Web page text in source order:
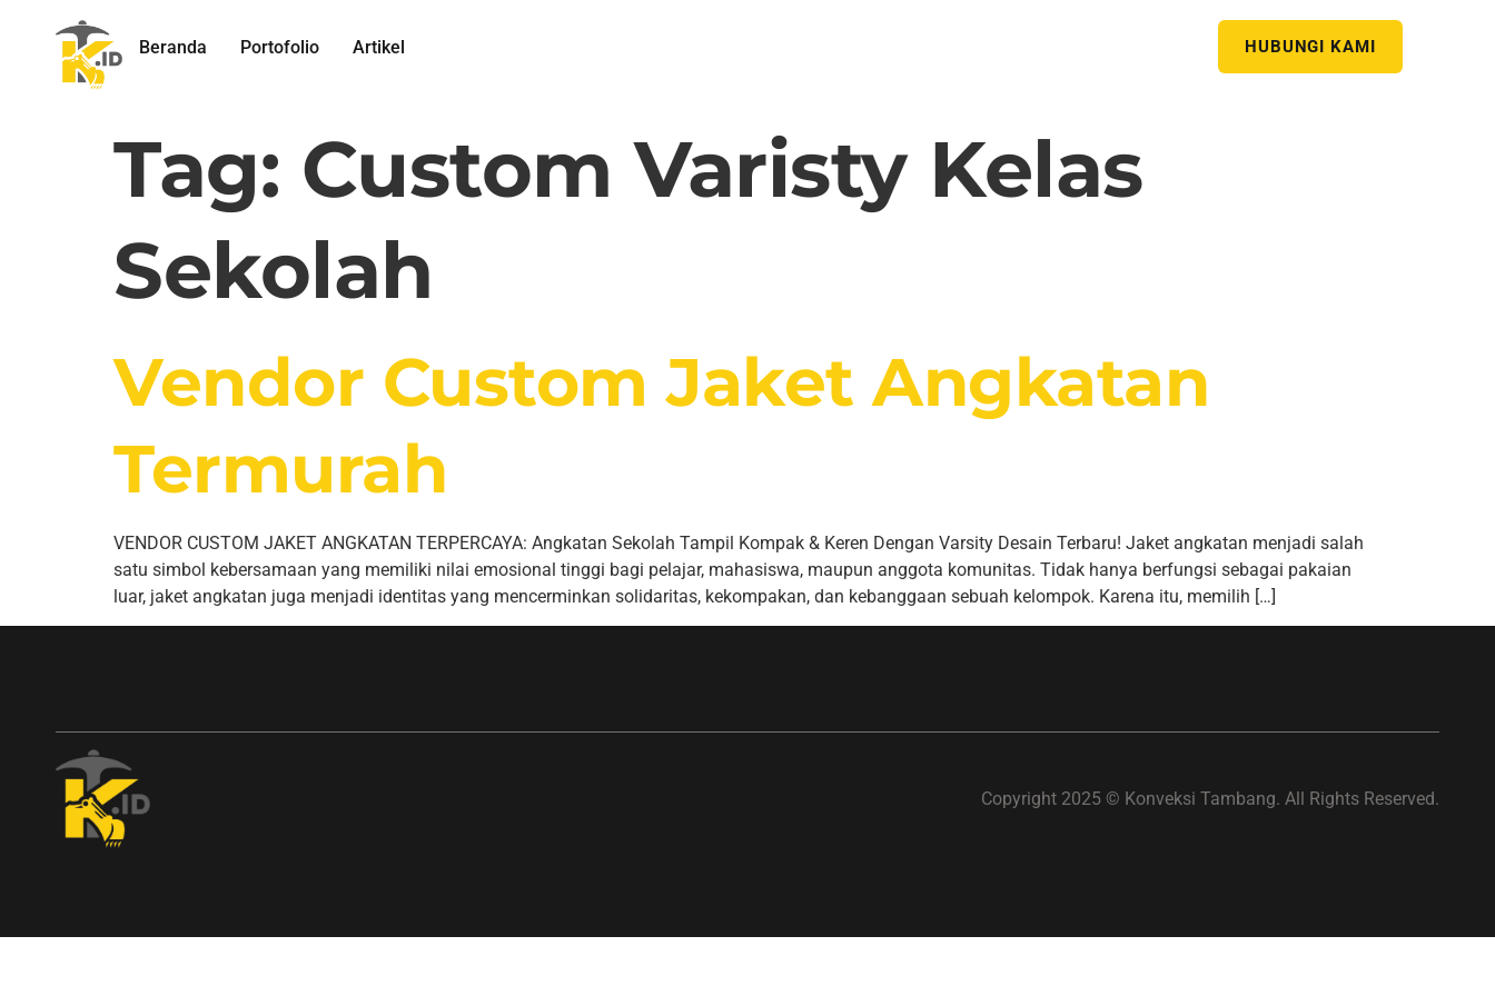
Beranda Portofolio Artikel HUBUNGI KAMI
Tag: Custom Varisty Kelas
Sekolah
Vendor Custom Jaket Angkatan
Termurah
VENDOR CUSTOM JAKET ANGKATAN TERPERCAYA: Angkatan Sekolah Tampil Kompak & Keren Dengan Varsity Desain Terbaru! Jaket angkatan menjadi salah
satu simbol kebersamaan yang memiliki nilai emosional tinggi bagi pelajar, mahasiswa, maupun anggota komunitas. Tidak hanya berfungsi sebagai pakaian
luar, jaket angkatan juga menjadi identitas yang mencerminkan solidaritas, kekompakan, dan kebanggaan sebuah kelompok. Karena itu, memilih […]
Copyright 2025 © Konveksi Tambang. All Rights Reserved.